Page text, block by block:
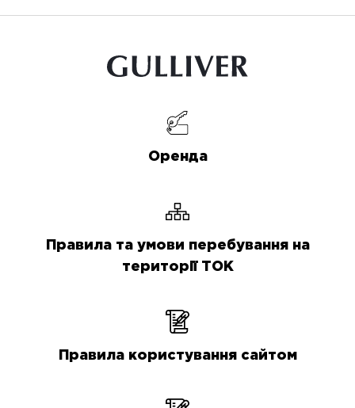
Оренда
Правила та умови перебування на
території ТОК
Правила користування сайтом